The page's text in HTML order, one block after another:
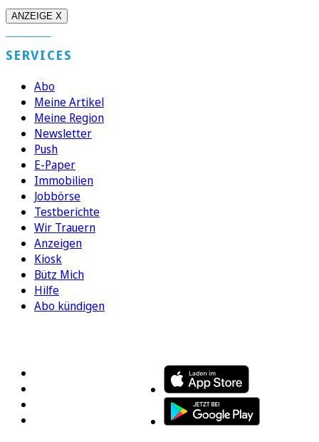
ANZEIGE X
SERVICES
Abo
Meine Artikel
Meine Region
Newsletter
Push
E-Paper
Immobilien
Jobbörse
Testberichte
Wir Trauern
Anzeigen
Kiosk
Bütz Mich
Hilfe
Abo kündigen